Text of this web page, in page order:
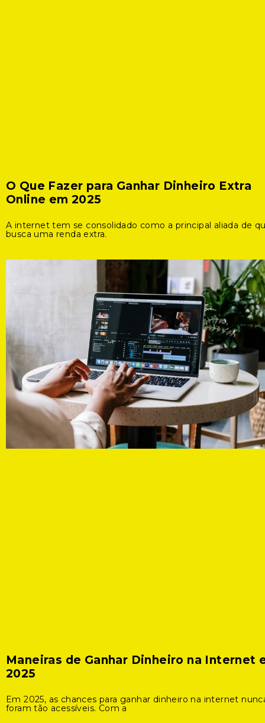
O Que Fazer para Ganhar Dinheiro Extra
Online em 2025
A internet tem se consolidado como a principal aliada de
busca uma renda extra.
Maneiras de Ganhar Dinheiro na Internet
2025
Em 2025, as chances para ganhar dinheiro na internet
foram tão acessíveis. Com a